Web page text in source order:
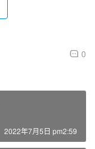
0
2022年7月5日 pm2:59